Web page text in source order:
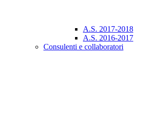
A.S. 2017-2018
A.S. 2016-2017
Consulenti e collaboratori